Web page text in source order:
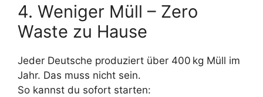
4. Weniger Müll – Zero
Waste zu Hause
Jeder Deutsche produziert über 400 kg Müll im
Jahr. Das muss nicht sein.
So kannst du sofort starten: